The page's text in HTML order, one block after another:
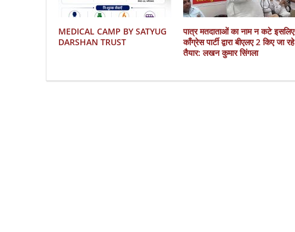
MEDICAL CAMP BY SATYUG
DARSHAN TRUST
पात्र मतदाताओं का नाम न कटे इसलिए
काँग्रेस पार्टी द्वारा बीएलए 2 किए जा रहे
तैयार: लखन कुमार सिंगला